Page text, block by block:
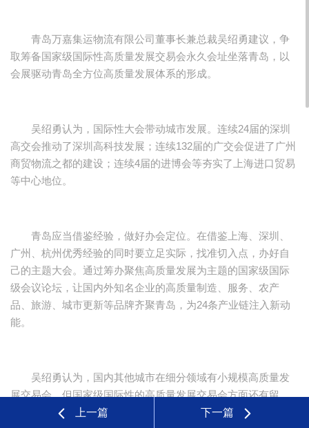
青岛万嘉集运物流有限公司董事长兼总裁吴绍勇建议，争
取筹备国家级国际性高质量发展交易会永久会址坐落青岛，以
会展驱动青岛全方位高质量发展体系的形成。
吴绍勇认为，国际性大会带动城市发展。连续24届的深圳
高交会推动了深圳高科技发展；连续132届的广交会促进了广州
商贸物流之都的建设；连续4届的进博会等夯实了上海进口贸易
等中心地位。
青岛应当借鉴经验，做好办会定位。在借鉴上海、深圳、
广州、杭州优秀经验的同时要立足实际，找准切入点，办好自
己的主题大会。通过筹办聚焦高质量发展为主题的国家级国际
级会议论坛，让国内外知名企业的高质量制造、服务、农产
品、旅游、城市更新等品牌齐聚青岛，为24条产业链注入新动
能。
吴绍勇认为，国内其他城市在细分领域有小规模高质量发
展交易会，但国家级国际性的高质量发展交易会方面还有留
白，这就为青岛的发展提供了机会。青岛具有举办以高质量发
上一篇 下一篇